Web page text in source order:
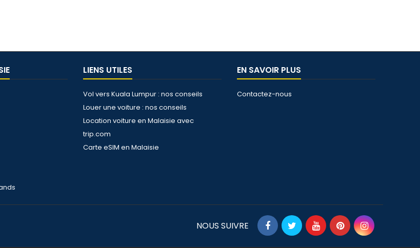
LIENS UTILES
Vol vers Kuala Lumpur : nos conseils
Louer une voiture : nos conseils
Location voiture en Malaisie avec
trip.com
Carte eSIM en Malaisie
EN SAVOIR PLUS
Contactez-nous
NOUS SUIVRE